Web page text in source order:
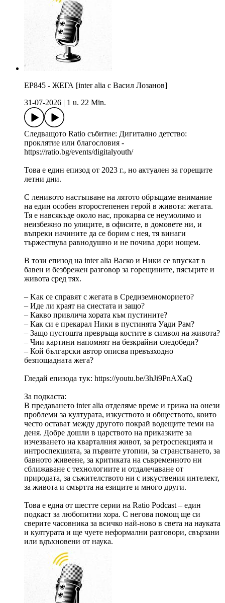
EP845 - ЖЕГА [inter alia с Васил Лозанов]
31-07-2026
1 u. 22 Min.
Следващото Ratio събитие: Дигитално детство:
проклятие или благословия -
https://ratio.bg/events/digitalyouth/
Това е един епизод от 2023 г., но актуален за горещите
летни дни.
С ленивото настъпване на лятото обръщаме внимание
на един особен второстепенен герой в живота: жегата.
Тя е навсякъде около нас, прокарва се неумолимо и
неизбежно по улиците, в офисите, в домовете ни, и
въпреки начините да се борим с нея, тя винаги
тържествува равнодушно и не почива дори нощем.
В този епизод на inter alia Васко и Ники се впускат в
бавен и безбрежен разговор за горещините, пясъците и
живота сред тях.
– Kак се справят с жегата в Средиземноморието?
– Иде ли краят на сиестата и защо?
– Какво привлича хората към пустините?
– Как си е прекарал Ники в пустинята Уади Рам?
– Защо пустошта превръща костите в символ на живота?
– Чии картини напомнят на безкрайни следобеди?
– Кой български автор описва превъзходно
безпощадната жега?
Гледай епизода тук: https://youtu.be/3hJi9PnAXaQ
За подкаста:
В предаването inter alia отделяме време и грижа на онези
проблеми за културата, изкуството и обществото, които
често остават между другото покрай водещите теми на
деня. Добре дошли в царството на приказките за
изчезването на кварталния живот, за ретроспекцията и
интроспекцията, за първите утопии, за странстването, за
бавното живеене, за критиката на съвременното ни
сближаване с технологиите и отдалечаване от
природата, за съжителството ни с изкуствения интелект,
за живота и смъртта на езиците и много други.
Това е една от шестте серии на Ratio Podcast – един
подкаст за любопитни хора. С негова помощ ще си
сверите часовника за всичко най-ново в света на науката
и културата и ще чуете неформални разговори, свързани
или вдъхновени от наука.